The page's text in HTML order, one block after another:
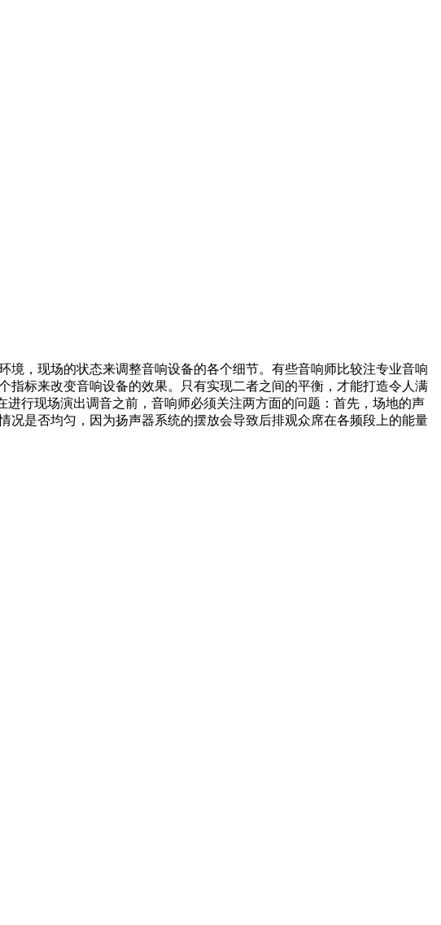
，现场的状态来调整音响设备的各个细节。有些音响师比较注专业音响
标来改变音响设备的效果。只有实现二者之间的平衡，才能打造令人满
行现场演出调音之前，音响师必须关注两方面的问题：首先，场地的声
是否均匀，因为扬声器系统的摆放会导致后排观众席在各频段上的能量